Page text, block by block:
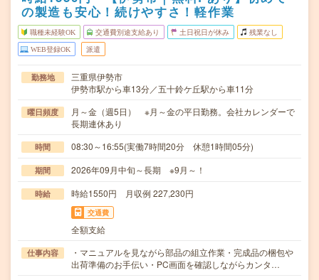
の製造も安心！続けやすさ！軽作業
職種未経験OK 交通費別途支給あり 土日祝日が休み 残業なし
WEB登録OK 派遣
勤務地
三重県伊勢市
伊勢市駅から車13分／五十鈴ケ丘駅から車11分
曜日頻度
月～金（週5日） ※月～金の平日勤務。会社カレンダーで
長期連休あり
時間 08:30～16:55(実働7時間20分 休憩1時間05分)
期間 2026年09月中旬～長期 ※9月～！
時給 時給1550円 月収例 227,230円
交通費
全額支給
仕事内容
・マニュアルを見ながら部品の組立作業・完成品の梱包や
出荷準備のお手伝い・PC画面を確認しながらカンタ…